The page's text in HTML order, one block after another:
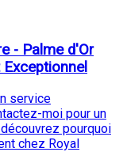
- Palme d'Or
service
moi pour un
pourquoi
chez Royal